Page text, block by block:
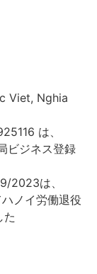
Viet, Nghia
は、
ビジネス登録
2023は、
ノイ労働退役
た